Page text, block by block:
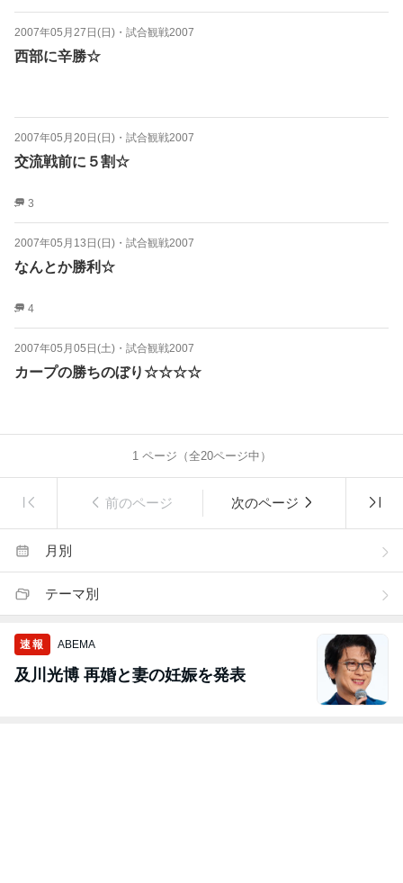
2007年05月27日(日) ・ 試合観戦2007
西部に辛勝☆
2007年05月20日(日) ・ 試合観戦2007
交流戦前に５割☆
3
2007年05月13日(日) ・ 試合観戦2007
なんとか勝利☆
4
2007年05月05日(土) ・ 試合観戦2007
カープの勝ちのぼり☆☆☆☆
1ページ（全20ページ中）
前のページ 次のページ
月別
テーマ別
速報 ABEMA
及川光博 再婚と妻の妊娠を発表